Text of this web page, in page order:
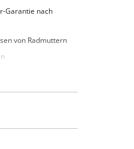
Garantie nach
von Radmuttern